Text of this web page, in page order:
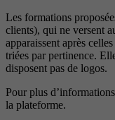
Les formations
clients), qui ne versent
apparaissent après
triées par pertinence.
disposent pas de logos.
Pour plus
la plateforme.